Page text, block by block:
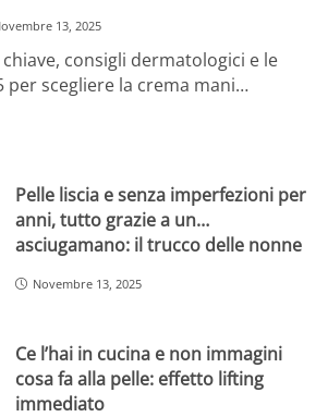
13, 2025
consigli dermatologici e le
per scegliere la crema mani…
Pelle liscia e senza imperfezioni per
anni, tutto grazie a un…
asciugamano: il trucco delle nonne
Novembre 13, 2025
Ce l’hai in cucina e non immagini
cosa fa alla pelle: effetto lifting
immediato